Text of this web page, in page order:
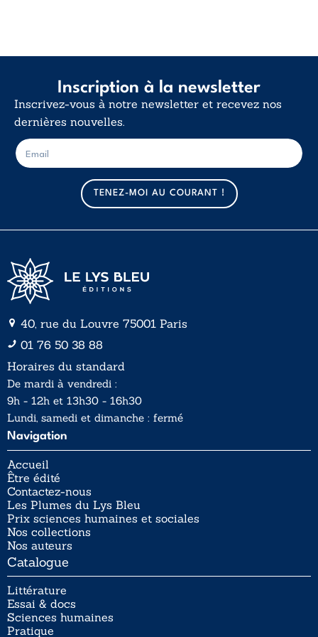
Inscription à la newsletter
Inscrivez-vous à notre newsletter et recevez nos
dernières nouvelles.
m
a
i
l
E
-
m
TENEZ-MOI AU COURANT !
40, rue du Louvre 75001 Paris
01 76 50 38 88
Horaires du standard
De mardi à vendredi :
9h - 12h et 13h30 - 16h30
Lundi, samedi et dimanche : fermé
Navigation
Accueil
Être édité
Contactez-nous
Les Plumes du Lys Bleu
Prix sciences humaines et sociales
Nos collections
Nos auteurs
Catalogue
Littérature
Essai & docs
Sciences humaines
Pratique